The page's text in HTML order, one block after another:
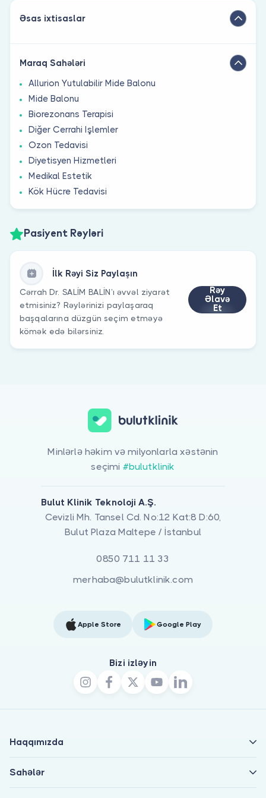
Əsas ixtisaslar
Maraq Sahələri
Allurion Yutulabilir Mide Balonu
Mide Balonu
Biorezonans Terapisi
Diğer Cerrahi Işlemler
Ozon Tedavisi
Diyetisyen Hizmetleri
Medikal Estetik
Kök Hücre Tedavisi
Pasiyent Rəyləri
İlk Rəyi Siz Paylaşın
Cərrah Dr. SALİM BALİN’ı əvvəl ziyarət
etmisiniz? Rəylərinizi paylaşaraq
başqalarına düzgün seçim etməyə
kömək edə bilərsiniz.
Rəy
Əlavə
Et
Minlərlə həkim və milyonlarla xəstənin
seçimi #bulutklinik
Bulut Klinik Teknoloji A.Ş.
Cevizli Mh. Tansel Cd. No:12 Kat:8 D:60,
Bulut Plaza Maltepe / İstanbul
0850 711 11 33
merhaba@bulutklinik.com
Apple Store Google Play
Bizi izləyin
Haqqımızda
Sahələr